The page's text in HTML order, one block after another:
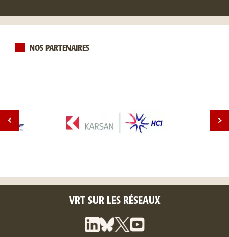
NOS PARTENAIRES
VRT SUR LES RÉSEAUX